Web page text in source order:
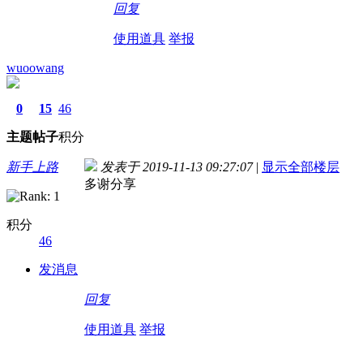
回复
使用道具 举报
wuoowang
0
主题
15
帖子
46
积分
新手上路
积分
46
发消息
发表于 2019-11-13 09:27:07 | 显示全部楼层
多谢分享
回复
使用道具 举报